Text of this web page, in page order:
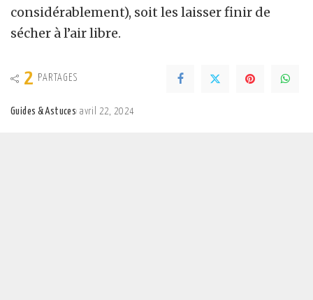
considérablement), soit les laisser finir de
sécher à l’air libre.
2 PARTAGES
Guides & Astuces avril 22, 2024